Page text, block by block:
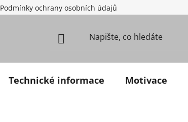
Podmínky ochrany osobních údajů
Technické informace Motivace